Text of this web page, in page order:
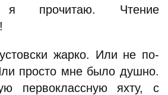
прочитаю. Чтение
жарко. Или не по-
просто мне было душно.
первоклассную яхту, с